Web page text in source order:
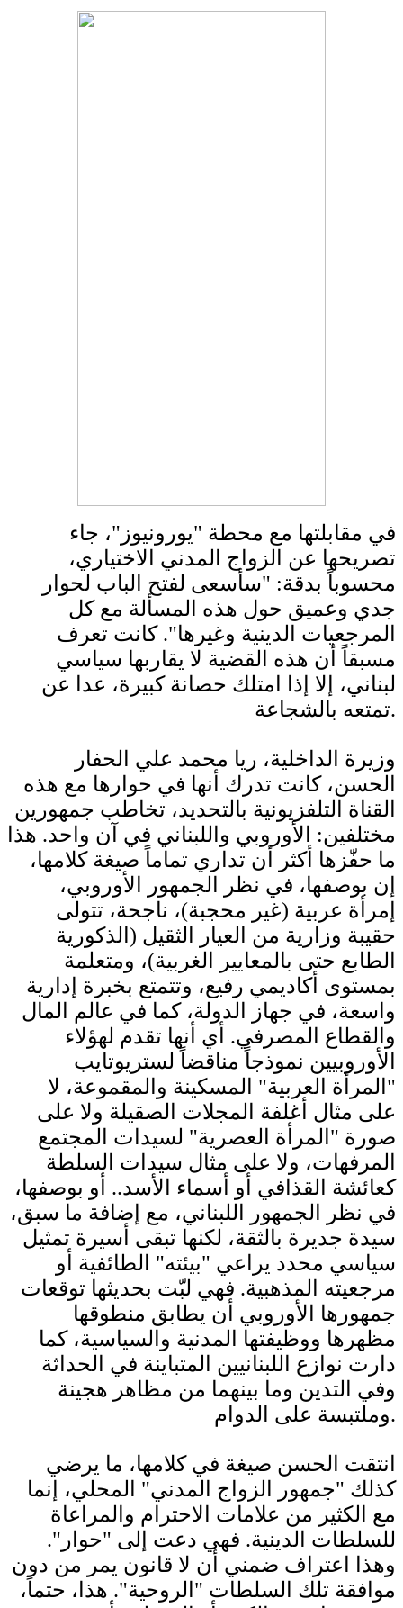
في مقابلتها مع محطة "يورونيوز"، جاء
تصريحها عن الزواج المدني الاختياري،
محسوباً بدقة: "سأسعى لفتح الباب لحوار
جدي وعميق حول هذه المسألة مع كل
المرجعيات الدينية وغيرها". كانت تعرف
مسبقاً أن هذه القضية لا يقاربها سياسي
لبناني، إلا إذا امتلك حصانة كبيرة، عدا عن
تمتعه بالشجاعة.
وزيرة الداخلية، ريا محمد علي الحفار
الحسن، كانت تدرك أنها في حوارها مع هذه
القناة التلفزيونية بالتحديد، تخاطب جمهورين
مختلفين: الأوروبي واللبناني في آن واحد. هذا
ما حفّزها أكثر أن تداري تماماً صيغة كلامها،
إن بوصفها، في نظر الجمهور الأوروبي،
إمرأة عربية (غير محجبة)، ناجحة، تتولى
حقيبة وزارية من العيار الثقيل (الذكورية
الطابع حتى بالمعايير الغربية)، ومتعلمة
بمستوى أكاديمي رفيع، وتتمتع بخبرة إدارية
واسعة، في جهاز الدولة، كما في عالم المال
والقطاع المصرفي. أي أنها تقدم لهؤلاء
الأوروبيين نموذجاً مناقضاً لستريوتايب
"المرأة العربية" المسكينة والمقموعة، لا
على مثال أغلفة المجلات الصقيلة ولا على
صورة "المرأة العصرية" لسيدات المجتمع
المرفهات، ولا على مثال سيدات السلطة
كعائشة القذافي أو أسماء الأسد.. أو بوصفها،
في نظر الجمهور اللبناني، مع إضافة ما سبق،
سيدة جديرة بالثقة، لكنها تبقى أسيرة تمثيل
سياسي محدد يراعي "بيئته" الطائفية أو
مرجعيته المذهبية. فهي لبّت بحديثها توقعات
جمهورها الأوروبي أن يطابق منطوقها
مظهرها ووظيفتها المدنية والسياسية، كما
دارت نوازع اللبنانيين المتباينة في الحداثة
وفي التدين وما بينهما من مظاهر هجينة
وملتبسة على الدوام.
انتقت الحسن صيغة في كلامها، ما يرضي
كذلك "جمهور الزواج المدني" المحلي، إنما
مع الكثير من علامات الاحترام والمراعاة
للسلطات الدينية. فهي دعت إلى "حوار".
وهذا اعتراف ضمني أن لا قانون يمر من دون
موافقة تلك السلطات "الروحية". هذا، حتماً،